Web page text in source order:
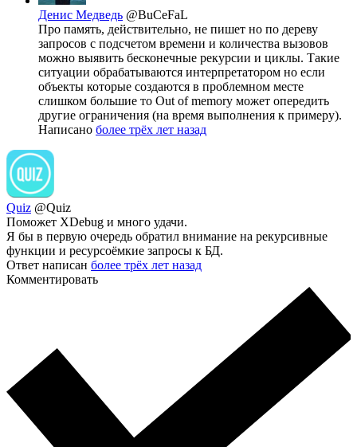
Денис Медведь @BuCeFaL
Про память, действительно, не пишет но по дереву
запросов с подсчетом времени и количества вызовов
можно выявить бесконечные рекурсии и циклы. Такие
ситуации обрабатываются интерпретатором но если
объекты которые создаются в проблемном месте
слишком большие то Out of memory может опередить
другие ограничения (на время выполнения к примеру).
Написано более трёх лет назад
Quiz @Quiz
Поможет XDebug и много удачи.
Я бы в первую очередь обратил внимание на рекурсивные
функции и ресурсоёмкие запросы к БД.
Ответ написан более трёх лет назад
Комментировать